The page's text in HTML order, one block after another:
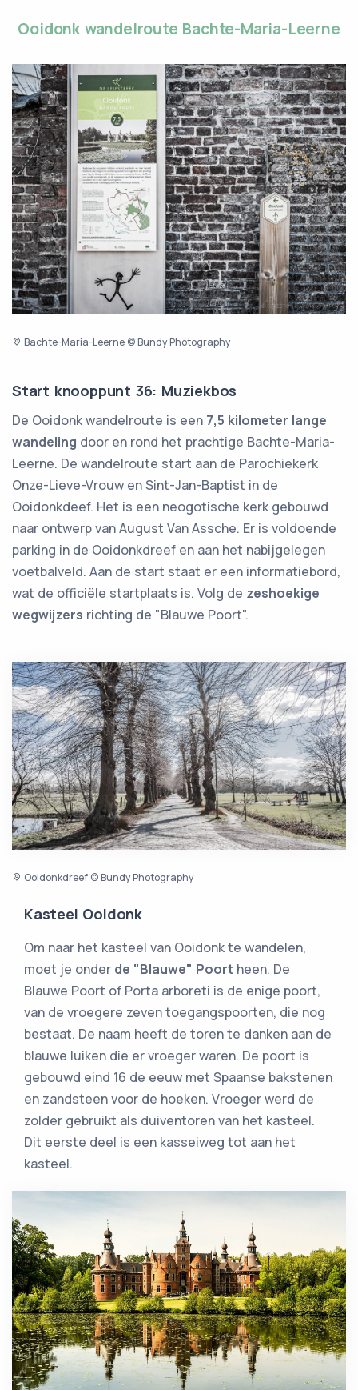
Ooidonk wandelroute Bachte-Maria-Leerne
Bachte-Maria-Leerne © Bundy Photography
Start knooppunt 36: Muziekbos
De Ooidonk wandelroute is een 7,5 kilometer lange
wandeling door en rond het prachtige Bachte-Maria-
Leerne. De wandelroute start aan de Parochiekerk
Onze-Lieve-Vrouw en Sint-Jan-Baptist in de
Ooidonkdeef. Het is een neogotische kerk gebouwd
naar ontwerp van August Van Assche. Er is voldoende
parking in de Ooidonkdreef en aan het nabijgelegen
voetbalveld. Aan de start staat er een informatiebord,
wat de officiële startplaats is. Volg de zeshoekige
wegwijzers richting de "Blauwe Poort".
Ooidonkdreef © Bundy Photography
Kasteel Ooidonk
Om naar het kasteel van Ooidonk te wandelen,
moet je onder de "Blauwe" Poort heen. De
Blauwe Poort of Porta arboreti is de enige poort,
van de vroegere zeven toegangspoorten, die nog
bestaat. De naam heeft de toren te danken aan de
blauwe luiken die er vroeger waren. De poort is
gebouwd eind 16 de eeuw met Spaanse bakstenen
en zandsteen voor de hoeken. Vroeger werd de
zolder gebruikt als duiventoren van het kasteel.
Dit eerste deel is een kasseiweg tot aan het
kasteel.